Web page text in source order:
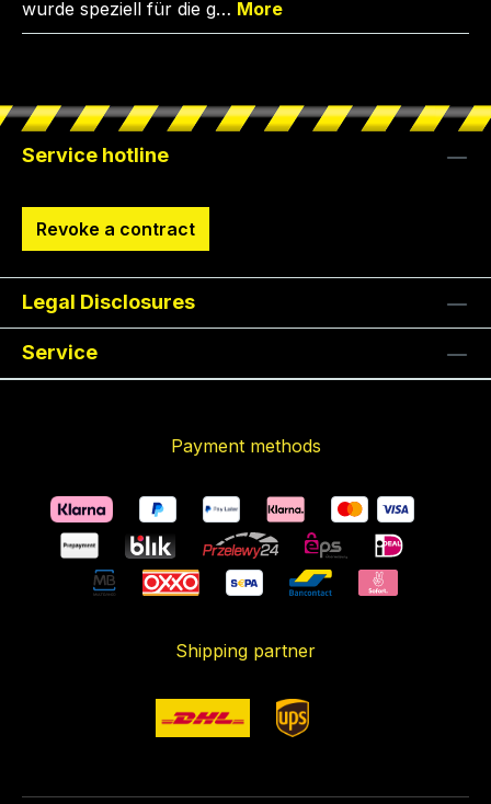
wurde speziell für die g… More
Service hotline
Revoke a contract
Legal Disclosures
Service
Payment methods
Shipping partner